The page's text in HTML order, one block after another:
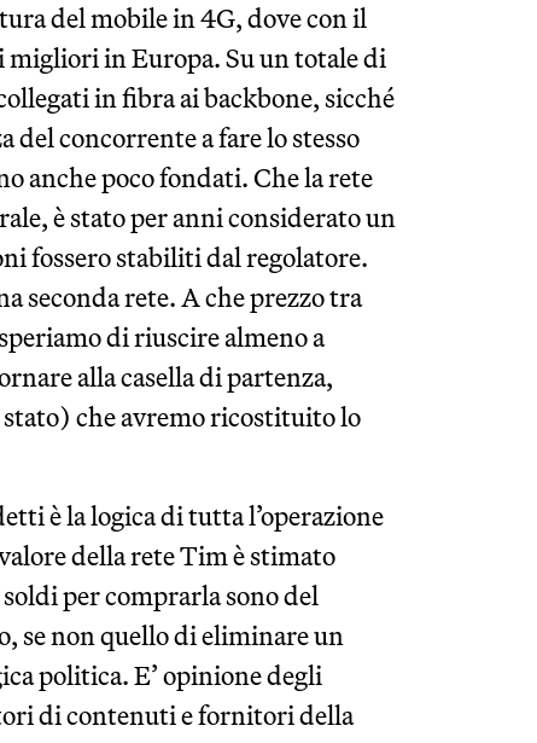
del mobile in 4G, dove con il
in Europa. Su un totale di
in fibra ai backbone, sicché
del concorrente a fare lo stesso
anche poco fondati. Che la rete
è stato per anni considerato un
fossero stabiliti dal regolatore.
seconda rete. A che prezzo tra
di riuscire almeno a
alla casella di partenza,
che avremo ricostituito lo
è la logica di tutta l’operazione
della rete Tim è stimato
per comprarla sono del
se non quello di eliminare un
politica. E’ opinione degli
di contenuti e fornitori della